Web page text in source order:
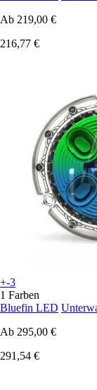
Ab 219,00 €
216,77 €
+-3
1 Farben
Bluefin LED
Ab 295,00 €
291,54 €